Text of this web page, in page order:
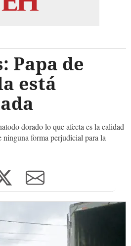
Papa de
está
dorado lo que afecta es la calidad
ninguna forma perjudicial para la